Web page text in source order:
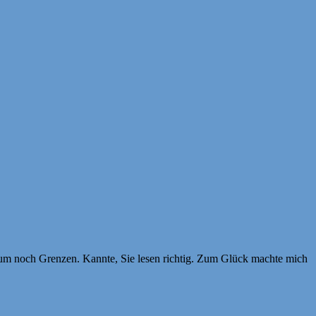
noch Grenzen. Kannte, Sie lesen richtig. Zum Glück machte mich